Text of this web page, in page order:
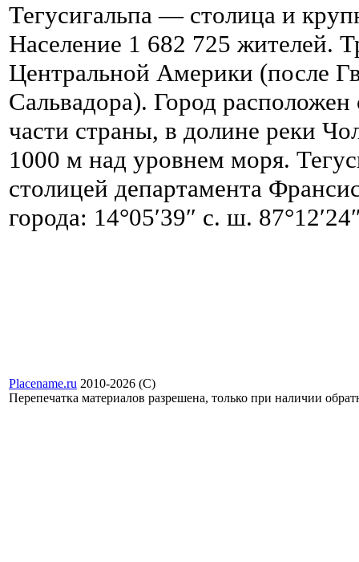
Тегусигальпа — столица и
Население 1 682 725 жителей.
Центральной Америки (после
Сальвадора). Город расположен
части страны, в долине реки
1000 м над уровнем моря.
столицей департамента
города: 14°05′39″ с. ш.
Placename.ru 2010-2026 (С)
Перепечатка материалов разрешена, только при наличии